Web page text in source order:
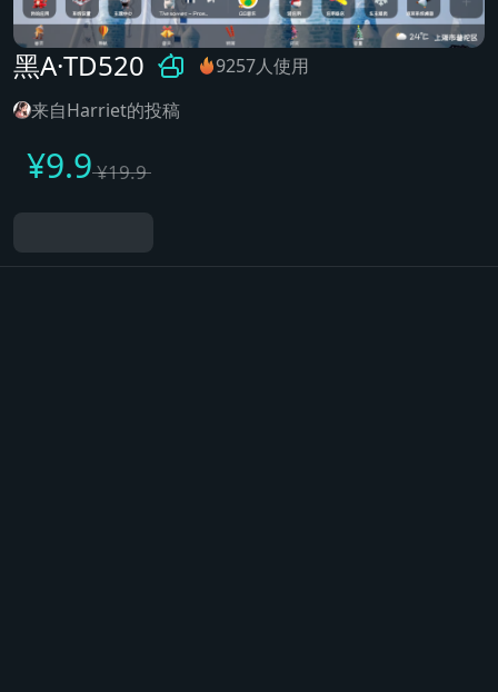
黑A·TD520
9257人使用
来自Harriet的投稿
¥9.9¥19.9